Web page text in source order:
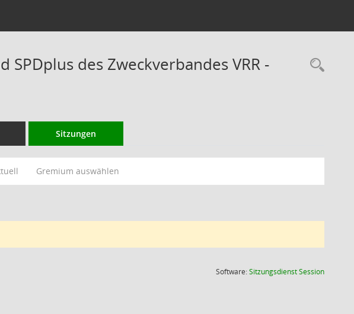
des Zweckverbandes VRR -
Sitzungen
Gremium auswählen
Software:SitzungsdienstSession(Wird in